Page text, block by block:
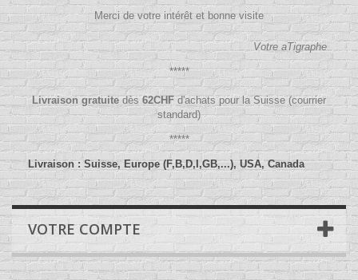
Merci de votre intérêt et bonne visite
Votre aTigraphe
*****
Livraison gratuitedès62CHFd'achats pour la Suisse (courrier
standard)
*****
Livraison : Suisse, Europe (F,B,D,I,GB,...), USA, Canada
VOTRE COMPTE